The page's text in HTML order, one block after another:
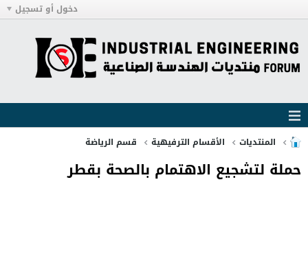
دخول أو تسجيل
المنتديات الأقسام الترفيهية قسم الرياضة
حملة لتشجيع الاهتمام بالصحة بقطر